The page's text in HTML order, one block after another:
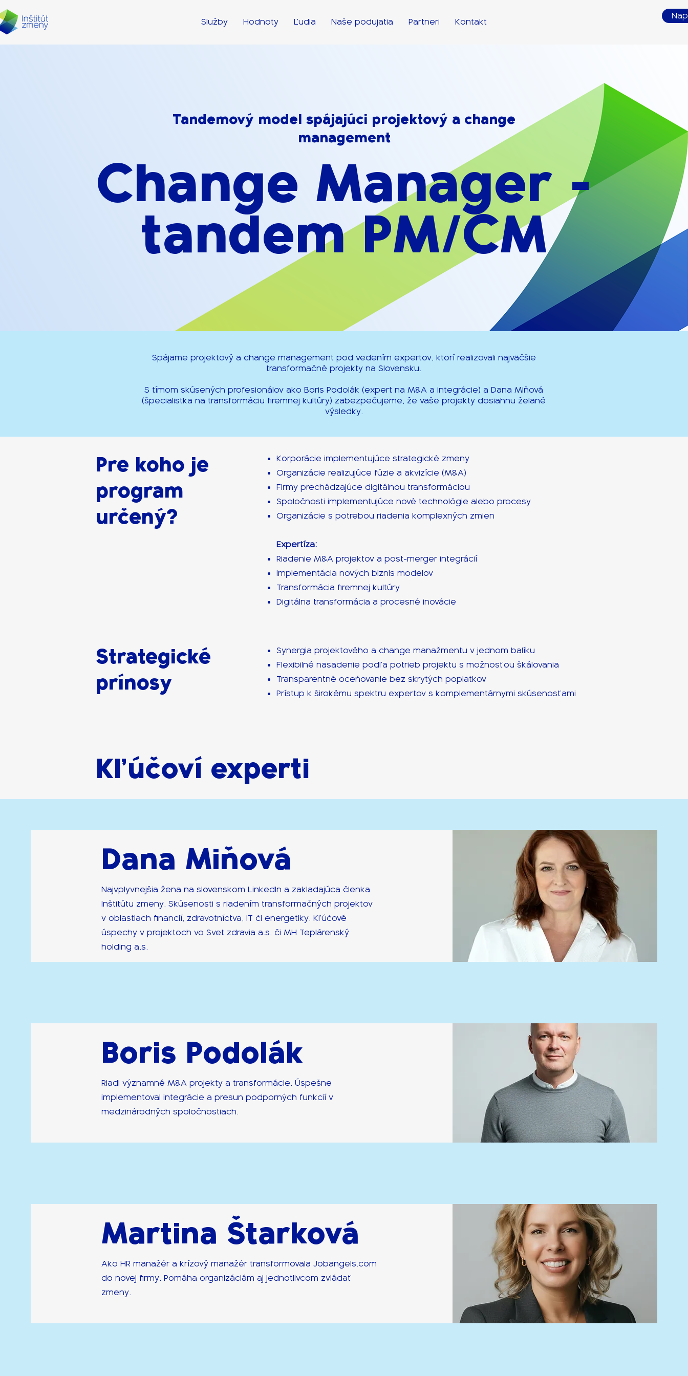
Služby Hodnoty Ľudia Naše podujatia Partneri Kontakt
Tandemový model spájajúci projektový a change
management
Change Manager -
tandem PM/CM
Spájame projektový a change management pod vedením expertov, ktorí realizovali najväčšie
transformačné projekty na Slovensku.
S tímom skúsených profesionálov ako Boris Podolák (expert na M&A a integrácie) a Dana Miňová
(špecialistka na transformáciu firemnej kultúry) zabezpečujeme, že vaše projekty dosiahnu želané
výsledky.
Pre koho je
program
určený?
Korporácie implementujúce strategické zmeny
Organizácie realizujúce fúzie a akvizície (M&A)
Firmy prechádzajúce digitálnou transformáciou
Spoločnosti implementujúce nové technológie alebo procesy
Organizácie s potrebou riadenia komplexných zmien
Expertíza:
Riadenie M&A projektov a post-merger integrácií
Implementácia nových biznis modelov
Transformácia firemnej kultúry
Digitálna transformácia a procesné inovácie
Strategické
prínosy
Synergia projektového a change manažmentu v jednom balíku
Flexibilné nasadenie podľa potrieb projektu s možnosťou škálovania
Transparentné oceňovanie bez skrytých poplatkov
Prístup k širokému spektru expertov s komplementárnymi skúsenosťami
Kľúčoví experti
Dana Miňová
​Najvplyvnejšia žena na slovenskom LinkedIn a zakladajúca členka
Inštitútu zmeny. Skúsenosti s riadením transformačných projektov
v oblastiach financií, zdravotníctva, IT či energetiky. Kľúčové
úspechy v projektoch vo Svet zdravia a.s. či MH Teplárenský
holding a.s.
Boris Podolák
Riadi významné M&A projekty a transformácie. Úspešne
implementoval integrácie a presun podporných funkcií v
medzinárodných spoločnostiach.
Martina Štarková
Ako HR manažér a krízový manažér transformovala Jobangels.com
do novej firmy. Pomáha organizáciám aj jednotlivcom zvládať
zmeny.